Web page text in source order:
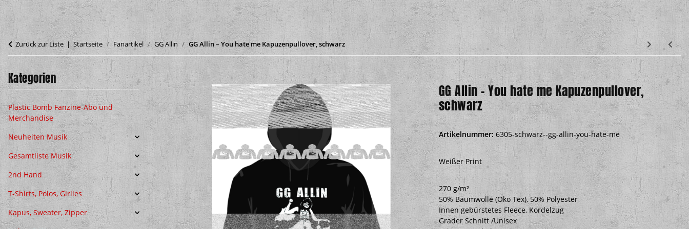
Zurück zur Liste Startseite Fanartikel GG Allin GG Allin – You hate me Kapuzenpullover, schwarz
GG Allin – You hate me Kapuzenpullover,
schwarz
Artikelnummer: 6305-schwarz--gg-allin-you-hate-me
Weißer Print
270 g/m²
50% Baumwolle (Öko Tex), 50% Polyester
Innen gebürstetes Fleece, Kordelzug
Grader Schnitt /Unisex
Kategorien
Plastic Bomb Fanzine-Abo und
Merchandise
Neuheiten Musik
Gesamtliste Musik
2nd Hand
T-Shirts, Polos, Girlies
Kapus, Sweater, Zipper